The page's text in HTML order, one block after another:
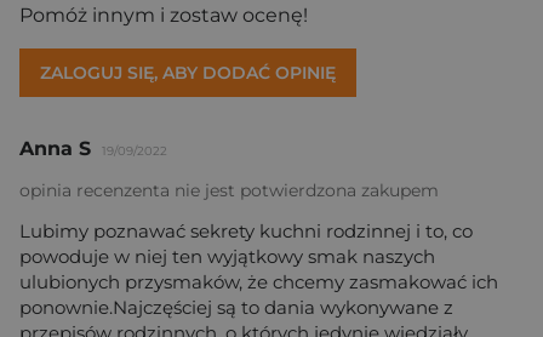
Pomóż innym i zostaw ocenę!
ZALOGUJ SIĘ, ABY DODAĆ OPINIĘ
Anna S 19/09/2022
opinia recenzenta nie jest potwierdzona zakupem
Lubimy poznawać sekrety kuchni rodzinnej i to, co
powoduje w niej ten wyjątkowy smak naszych
ulubionych przysmaków, że chcemy zasmakować ich
ponownie.Najczęściej są to dania wykonywane z